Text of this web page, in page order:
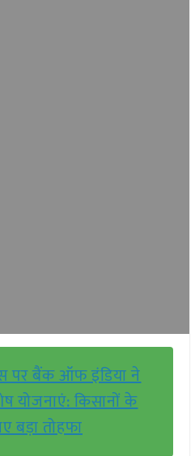
पर बैंक ऑफ इंडिया ने
योजनाएं: किसानों के
बड़ा तोहफा